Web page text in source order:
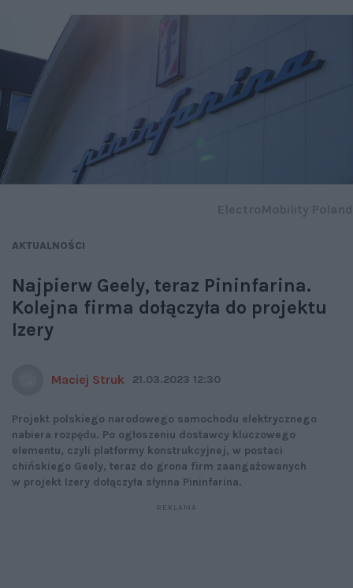
AKTUALNOŚCI
Najpierw Geely, teraz Pininfarina.
Kolejna firma dołączyła do projektu
Izery
Maciej Struk 21.03.2023 12:30
Projekt polskiego narodowego samochodu elektrycznego
nabiera rozpędu. Po ogłoszeniu dostawcy kluczowego
elementu, czyli platformy konstrukcyjnej, w postaci
chińskiego Geely, teraz do grona firm zaangażowanych
w projekt Izery dołączyła słynna Pininfarina.